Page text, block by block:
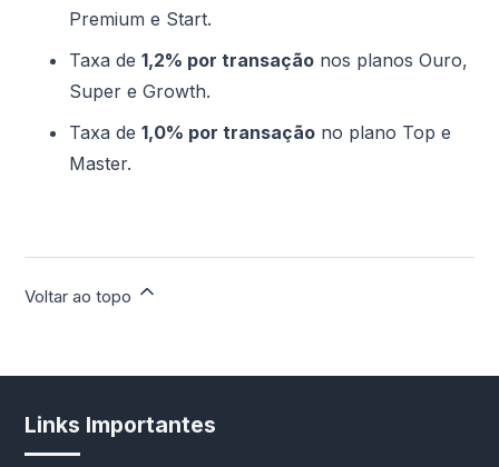
Premium e Start.
Taxa de1,2% por transação nos planos Ouro,
Super e Growth.
Taxa de1,0% por transação no plano Top e
Master.
Voltar ao topo
Links Importantes